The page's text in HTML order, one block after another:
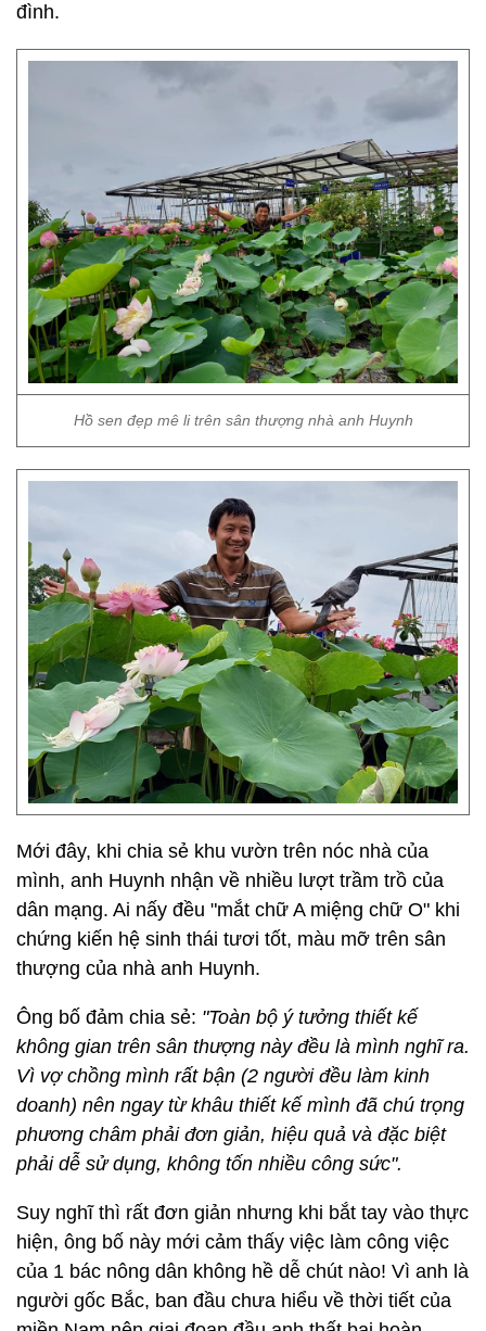
đình.
Hồ sen đẹp mê li trên sân thượng nhà anh Huynh
Mới đây, khi chia sẻ khu vườn trên nóc nhà của
mình, anh Huynh nhận về nhiều lượt trầm trồ của
dân mạng. Ai nấy đều "mắt chữ A miệng chữ O" khi
chứng kiến hệ sinh thái tươi tốt, màu mỡ trên sân
thượng của nhà anh Huynh.
Ông bố đảm chia sẻ: "Toàn bộ ý tưởng thiết kế
không gian trên sân thượng này đều là mình nghĩ ra.
Vì vợ chồng mình rất bận (2 người đều làm kinh
doanh) nên ngay từ khâu thiết kế mình đã chú trọng
phương châm phải đơn giản, hiệu quả và đặc biệt
phải dễ sử dụng, không tốn nhiều công sức".
Suy nghĩ thì rất đơn giản nhưng khi bắt tay vào thực
hiện, ông bố này mới cảm thấy việc làm công việc
của 1 bác nông dân không hề dễ chút nào! Vì anh là
người gốc Bắc, ban đầu chưa hiểu về thời tiết của